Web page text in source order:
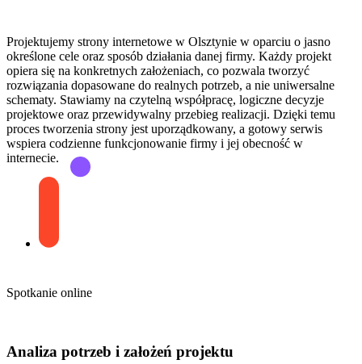
Projektujemy strony internetowe w Olsztynie w oparciu o jasno
określone cele oraz sposób działania danej firmy. Każdy projekt
opiera się na konkretnych założeniach, co pozwala tworzyć
rozwiązania dopasowane do realnych potrzeb, a nie uniwersalne
schematy. Stawiamy na czytelną współpracę, logiczne decyzje
projektowe oraz przewidywalny przebieg realizacji. Dzięki temu
proces tworzenia strony jest uporządkowany, a gotowy serwis
wspiera codzienne funkcjonowanie firmy i jej obecność w
internecie.
Spotkanie online
Analiza potrzeb i założeń projektu